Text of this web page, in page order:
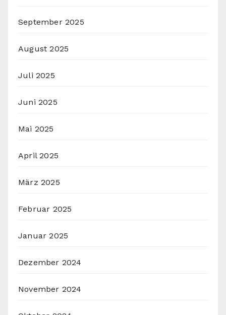
September 2025
August 2025
Juli 2025
Juni 2025
Mai 2025
April 2025
März 2025
Februar 2025
Januar 2025
Dezember 2024
November 2024